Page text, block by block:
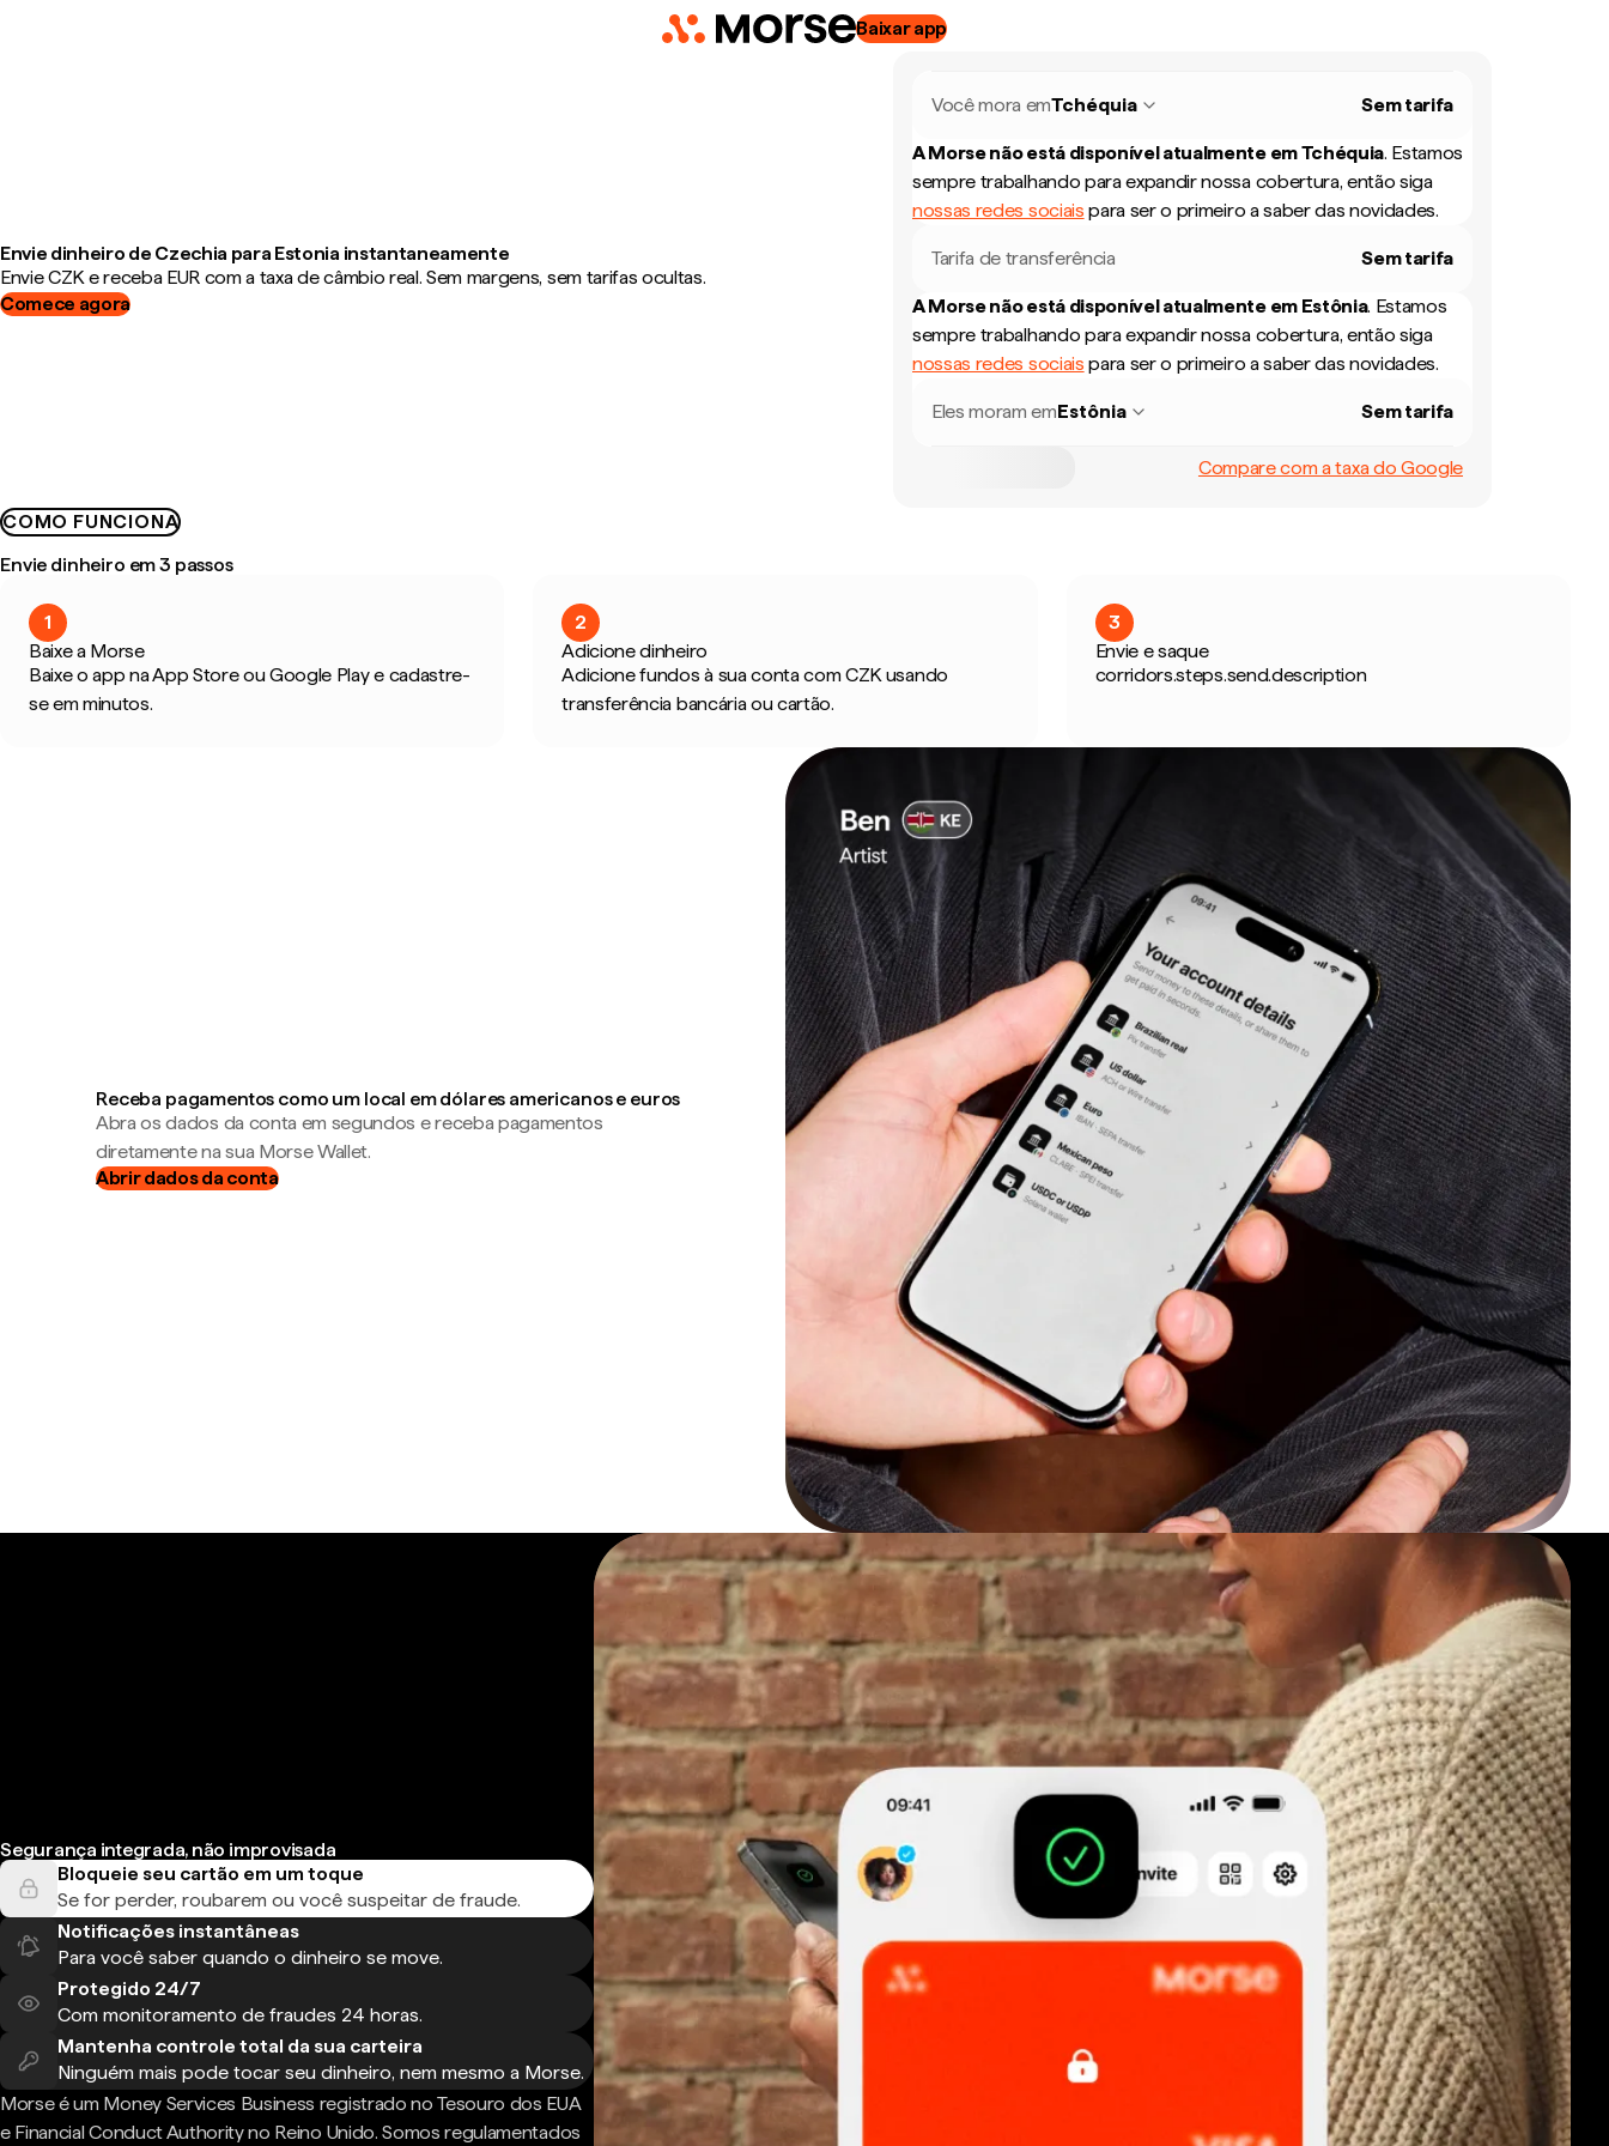
Baixar app
Envie dinheiro de Czechia para Estonia instantaneamente
Envie CZK e receba EUR com a taxa de câmbio real. Sem margens, sem tarifas ocultas.
Comece agora
Você mora emTchéquia Sem tarifa
A Morse não está disponível atualmente emTchéquia. Estamos
sempre trabalhando para expandir nossa cobertura, então siga
nossas redes sociais para ser o primeiro a saber das novidades.
Tarifa de transferência Sem tarifa
A Morse não está disponível atualmente em Estônia. Estamos
sempre trabalhando para expandir nossa cobertura, então siga
nossas redes sociais para ser o primeiro a saber das novidades.
Eles moram emEstônia Sem tarifa
Compare com a taxa do Google
COMO FUNCIONA
Envie dinheiro em 3 passos
1
Baixe a Morse
Baixe o app na App Store ou Google Play e cadastre-
se em minutos.
2
Adicione dinheiro
Adicione fundos à sua conta com CZK usando
transferência bancária ou cartão.
3
Envie e saque
corridors.steps.send.description
Receba pagamentos como um local em dólares americanos e euros
Abra os dados da conta em segundos e receba pagamentos
diretamente na sua Morse Wallet.
Abrir dados da conta
Segurança integrada, não improvisada
Bloqueie seu cartão em um toque
Se for perder, roubarem ou você suspeitar de fraude.
Notificações instantâneas
Para você saber quando o dinheiro se move.
Protegido 24/7
Com monitoramento de fraudes 24 horas.
Mantenha controle total da sua carteira
Ninguém mais pode tocar seu dinheiro, nem mesmo a Morse.
Morse é um Money Services Business registrado no Tesouro dos EUA
e Financial Conduct Authority no Reino Unido. Somos regulamentados